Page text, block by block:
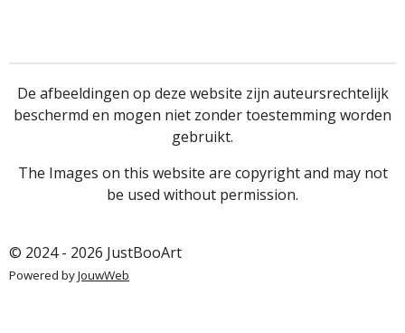
De afbeeldingen op deze website zijn auteursrechtelijk
beschermd en mogen niet zonder toestemming worden
gebruikt.
The Images on this website are copyright and may not
be used without permission.
© 2024 - 2026 JustBooArt
Powered byJouwWeb